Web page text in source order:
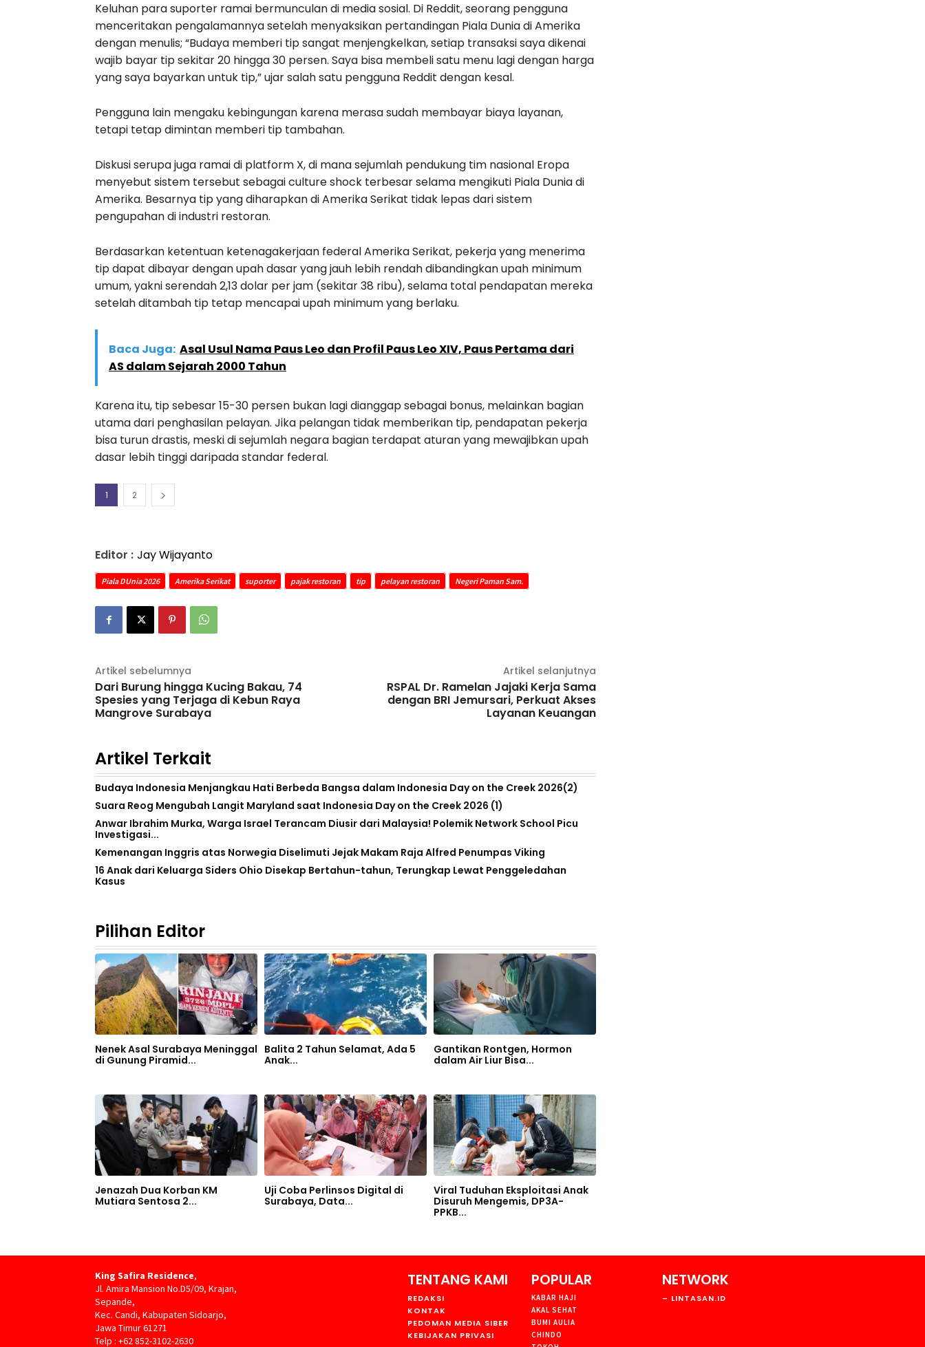
Keluhan para suporter ramai bermunculan di media sosial. Di Reddit, seorang pengguna
menceritakan pengalamannya setelah menyaksikan pertandingan Piala Dunia di Amerika
dengan menulis; “Budaya memberi tip sangat menjengkelkan, setiap transaksi saya dikenai
wajib bayar tip sekitar 20 hingga 30 persen. Saya bisa membeli satu menu lagi dengan harga
yang saya bayarkan untuk tip,” ujar salah satu pengguna Reddit dengan kesal.
Pengguna lain mengaku kebingungan karena merasa sudah membayar biaya layanan,
tetapi tetap dimintan memberi tip tambahan.
Diskusi serupa juga ramai di platform X, di mana sejumlah pendukung tim nasional Eropa
menyebut sistem tersebut sebagai culture shock terbesar selama mengikuti Piala Dunia di
Amerika. Besarnya tip yang diharapkan di Amerika Serikat tidak lepas dari sistem
pengupahan di industri restoran.
Berdasarkan ketentuan ketenagakerjaan federal Amerika Serikat, pekerja yang menerima
tip dapat dibayar dengan upah dasar yang jauh lebih rendah dibandingkan upah minimum
umum, yakni serendah 2,13 dolar per jam (sekitar 38 ribu), selama total pendapatan mereka
setelah ditambah tip tetap mencapai upah minimum yang berlaku.
Baca Juga: Asal Usul Nama Paus Leo dan Profil Paus Leo XIV, Paus Pertama dari
AS dalam Sejarah 2000 Tahun
Karena itu, tip sebesar 15-30 persen bukan lagi dianggap sebagai bonus, melainkan bagian
utama dari penghasilan pelayan. Jika pelangan tidak memberikan tip, pendapatan pekerja
bisa turun drastis, meski di sejumlah negara bagian terdapat aturan yang mewajibkan upah
dasar lebih tinggi daripada standar federal.
1 2
Editor : Jay Wijayanto
Piala DUnia 2026 Amerika Serikat suporter pajak restoran tip pelayan restoran Negeri Paman Sam.
Artikel sebelumnya
Dari Burung hingga Kucing Bakau, 74
Spesies yang Terjaga di Kebun Raya
Mangrove Surabaya
Artikel selanjutnya
RSPAL Dr. Ramelan Jajaki Kerja Sama
dengan BRI Jemursari, Perkuat Akses
Layanan Keuangan
Artikel Terkait
Budaya Indonesia Menjangkau Hati Berbeda Bangsa dalam Indonesia Day on the Creek 2026(2)
Suara Reog Mengubah Langit Maryland saat Indonesia Day on the Creek 2026 (1)
Anwar Ibrahim Murka, Warga Israel Terancam Diusir dari Malaysia! Polemik Network School Picu
Investigasi...
Kemenangan Inggris atas Norwegia Diselimuti Jejak Makam Raja Alfred Penumpas Viking
16 Anak dari Keluarga Siders Ohio Disekap Bertahun-tahun, Terungkap Lewat Penggeledahan
Kasus
Pilihan Editor
Nenek Asal Surabaya Meninggal
di Gunung Piramid...
Balita 2 Tahun Selamat, Ada 5
Anak...
Gantikan Rontgen, Hormon
dalam Air Liur Bisa...
Jenazah Dua Korban KM
Mutiara Sentosa 2...
Uji Coba Perlinsos Digital di
Surabaya, Data...
Viral Tuduhan Eksploitasi Anak
Disuruh Mengemis, DP3A-
PPKB...
King Safira Residence,
Jl. Amira Mansion No.D5/09, Krajan,
Sepande,
Kec. Candi, Kabupaten Sidoarjo,
Jawa Timur 61271
Telp : +62 852-3102-2630
TENTANG KAMI
REDAKSI
KONTAK
PEDOMAN MEDIA SIBER
KEBIJAKAN PRIVASI
POPULAR
KABAR HAJI
AKAL SEHAT
BUMI AULIA
CHINDO
NETWORK
– LINTASAN.ID